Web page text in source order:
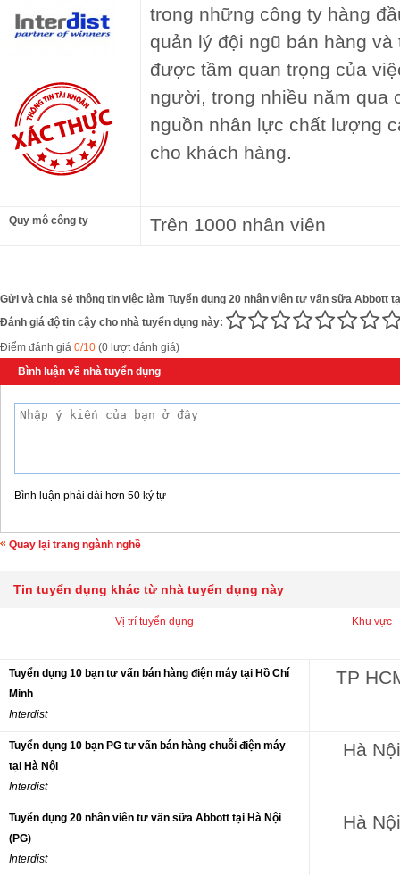
trong những công ty hàng
quản lý đội ngũ bán hàng
được tầm quan trọng của
người, trong nhiều năm qua
nguồn nhân lực chất lượng
cho khách hàng.
Quy mô công ty Trên 1000 nhân viên
Gửi và chia sẻ thông tin việc làm Tuyển dụng 20 nhân viên tư vấn sữa Abbott
Đánh giá độ tin cậy cho nhà tuyển dụng này:
Điểm đánh giá 0/10 (0 lượt đánh giá)
Bình luận về nhà tuyển dụng
Bình luận phải dài hơn 50 ký tự
Quay lại trang ngành nghề
Tin tuyển dụng khác từ nhà tuyển dụng này
Vị trí tuyển dụng Khu vực
Tuyển dụng 10 bạn tư vấn bán hàng điện máy tại Hồ Chí
Minh
Interdist
TP
Tuyển dụng 10 bạn PG tư vấn bán hàng chuỗi điện máy
tại Hà Nội
Interdist
Hà Nội
Tuyển dụng 20 nhân viên tư vấn sữa Abbott tại Hà Nội
(PG)
Interdist
Hà Nội